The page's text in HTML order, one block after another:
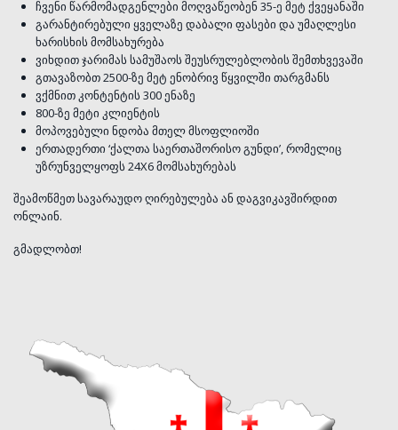
ჩვენი წარმომადგენლები მოღვაწეობენ 35-ე მეტ ქვეყანაში
გარანტირებული ყველაზე დაბალი ფასები და უმაღლესი
ხარისხის მომსახურება
ვიხდით ჯარიმას სამუშაოს შეუსრულებლობის შემთხვევაში
გთავაზობთ 2500-ზე მეტ ენობრივ წყვილში თარგმანს
ვქმნით კონტენტის 300 ენაზე
800-ზე მეტი კლიენტის
მოპოვებული ნდობა მთელ მსოფლიოში
ერთადერთი ‘ქალთა საერთაშორისო გუნდი’, რომელიც
უზრუნველყოფს 24X6 მომსახურებას
შეამოწმეთ სავარაუდო ღირებულება ან დაგვიკავშირდით
ონლაინ.
გმადლობთ!